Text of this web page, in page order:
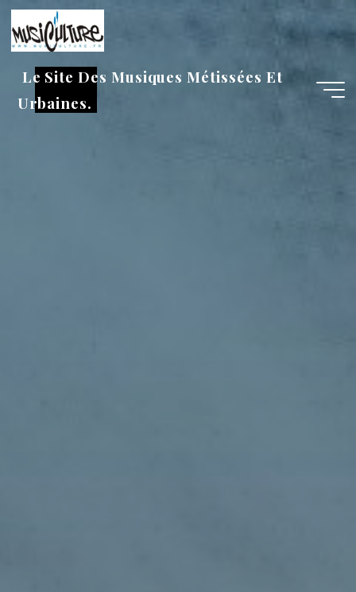
Aller
au
contenu
Le Site Des Musiques Métissées Et
Urbaines.